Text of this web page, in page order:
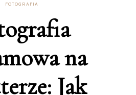
FOTOGRAFIA
na
Jak